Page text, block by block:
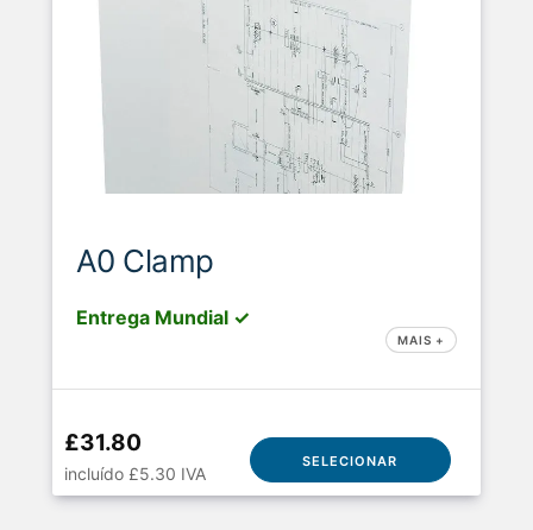
A0 Clamp
Entrega Mundial ✓
MAIS +
£31.80
incluído £5.30 IVA
SELECIONAR